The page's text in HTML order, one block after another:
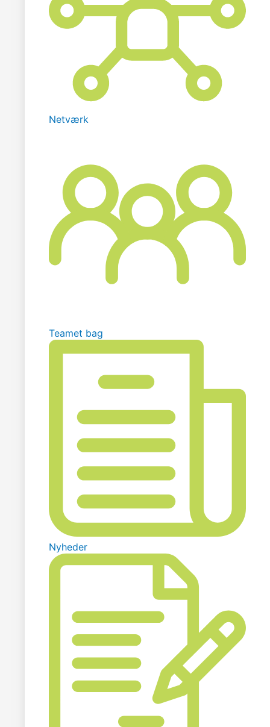
Netværk
Teamet bag
Nyheder